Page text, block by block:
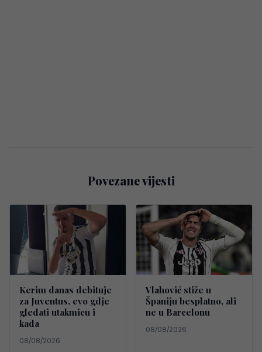
Povezane vijesti
Kerim danas debituje
za Juventus, evo gdje
gledati utakmicu i
kada
08/08/2026
Vlahović stiže u
Španiju besplatno, ali
ne u Barcelonu
08/08/2026